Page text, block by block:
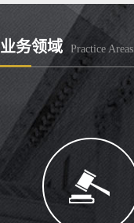
业务领域 Practice Areas